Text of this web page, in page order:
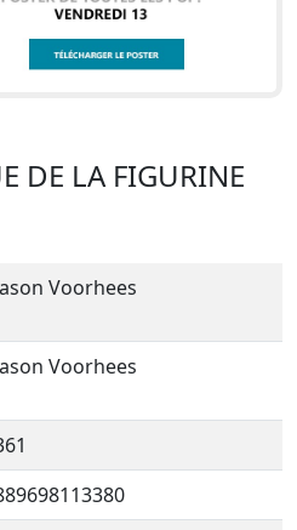
DE LA FIGURINE
Voorhees
Voorhees